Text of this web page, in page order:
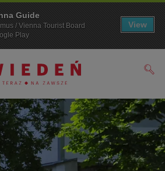
Guide
/ Vienna Tourist Board
Play
View